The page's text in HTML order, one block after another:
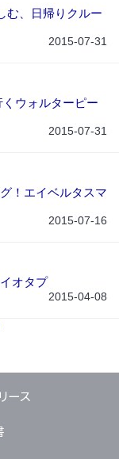
む、日帰りクルー
2015-07-31
ウォルターピー
2015-07-31
！エイベルタスマ
2015-07-16
オタプ
2015-04-08
ース